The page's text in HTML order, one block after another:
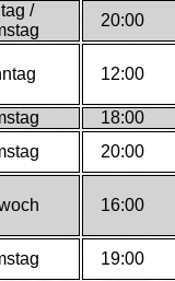
/
20:00
12:00
18:00
20:00
16:00
19:00